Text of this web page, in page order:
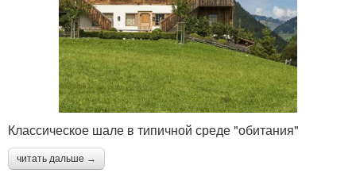
Классическое шале в типичной среде "обитания"
читать дальше →